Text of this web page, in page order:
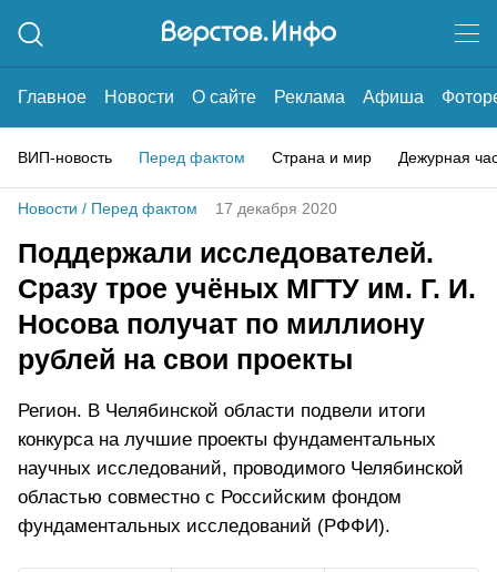
Главное Новости О сайте Реклама Афиша
ВИП-новость Перед фактом Страна и мир Дежурная
Новости / Перед фактом 17 декабря 2020
Поддержали исследователей.
Сразу трое учёных МГТУ им. Г. И.
Носова получат по миллиону
рублей на свои проекты
Регион. В Челябинской области подвели итоги
конкурса на лучшие проекты фундаментальных
научных исследований, проводимого Челябинской
областью совместно с Российским фондом
фундаментальных исследований (РФФИ).